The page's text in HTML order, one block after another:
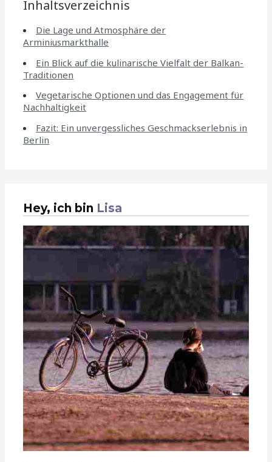
Inhaltsverzeichnis
Die Lage und Atmosphäre der
Arminiusmarkthalle
Ein Blick auf die kulinarische Vielfalt der Balkan-
Traditionen
Vegetarische Optionen und das Engagement für
Nachhaltigkeit
Fazit: Ein unvergessliches Geschmackserlebnis in
Berlin
Hey, ich bin Lisa